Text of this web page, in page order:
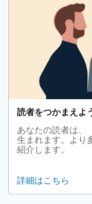
読者をつかまえよ
あなたの読者は、
生まれます。より
紹介します。
詳細はこちら